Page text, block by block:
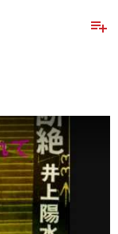
playlist_add